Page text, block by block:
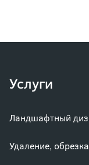
Услуги
Ландшафтный
Удаление,